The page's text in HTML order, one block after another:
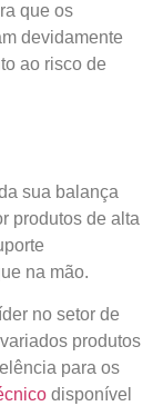
que os
devidamente
ao risco de
sua balança
produtos de alta
na mão.
no setor de
produtos
para os
disponível